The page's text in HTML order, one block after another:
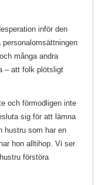
inför den
många andra
– att folk plötsligt
och förmodligen inte
sig för att lämna
hustru som har en
hon alltihop. Vi ser
förstöra